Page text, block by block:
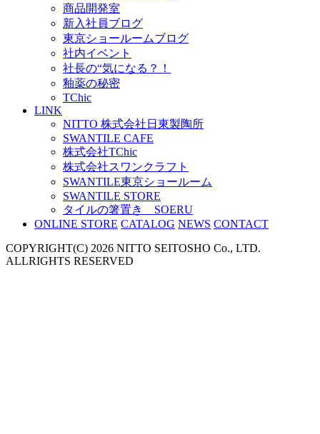
商品開発室
新入社員ブログ
東京ショールームブログ
社内イベント
社長の“気になる？！
釉薬の秘密
TChic
LINK
NITTO 株式会社日東製陶所
SWANTILE CAFE
株式会社TChic
株式会社スワンクラフト
SWANTILE東京ショールーム
SWANTILE STORE
タイルの箸置き SOERU
ONLINE STORE CATALOG NEWS CONTACT
COPYRIGHT(C) 2026 NITTO SEITOSHO Co., LTD.
ALLRIGHTS RESERVED